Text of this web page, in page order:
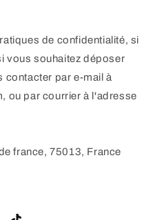
de confidentialité, si
vous souhaitez déposer
contacter par e-mail à
ou par courrier à l'adresse
france, 75013, France